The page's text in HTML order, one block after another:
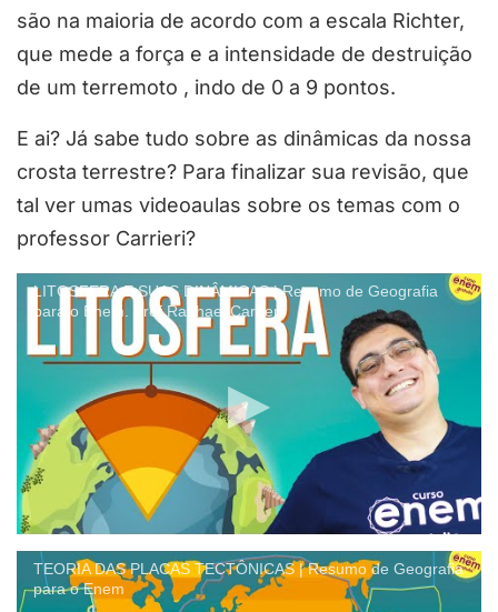
são na maioria de acordo com a escala Richter,
que mede a força e a intensidade de destruição
de um terremoto , indo de 0 a 9 pontos.
E ai? Já sabe tudo sobre as dinâmicas da nossa
crosta terrestre? Para finalizar sua revisão, que
tal ver umas videoaulas sobre os temas com o
professor Carrieri?
LITOSFERA E SUAS DINÂMICAS | Resumo de Geografia
para o Enem. Prof Raphael Carrieri
TEORIA DAS PLACAS TECTÔNICAS | Resumo de Geografia
para o Enem